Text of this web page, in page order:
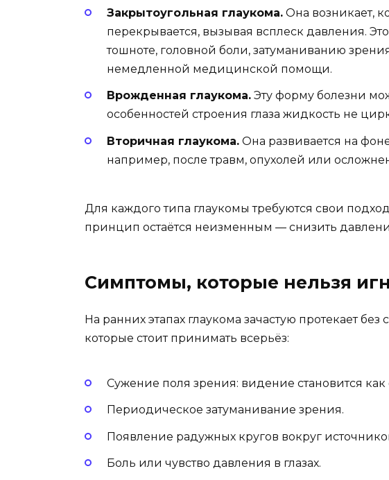
Закрытоугольная глаукома. Она возникает,
перекрывается, вызывая всплеск давления.
тошноте, головной боли, затуманиванию
немедленной медицинской помощи.
Врожденная глаукома. Эту форму болезни
особенностей строения глаза жидкость не
Вторичная глаукома. Она развивается на
например, после травм, опухолей или
Для каждого типа глаукомы требуются свои
принцип остаётся неизменным — снизить
Симптомы, которые нельзя
На ранних этапах глаукома зачастую протекает
которые стоит принимать всерьёз:
Сужение поля зрения: видение становится как
Периодическое затуманивание зрения.
Появление радужных кругов вокруг
Боль или чувство давления в глазах.